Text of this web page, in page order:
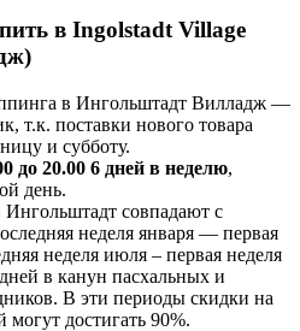
в Ingolstadt Village
в Ингольштадт Вилладж —
т.к. поставки нового товара
и субботу.
до 20.00 6 дней в неделю,
день.
совпадают с
неделя января — первая
неделя июля – первая неделя
в канун пасхальных и
В эти периоды скидки на
могут достигать 90%.